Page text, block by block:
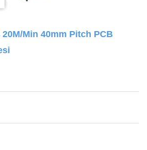
20M/Min 40mm Pitch PCB